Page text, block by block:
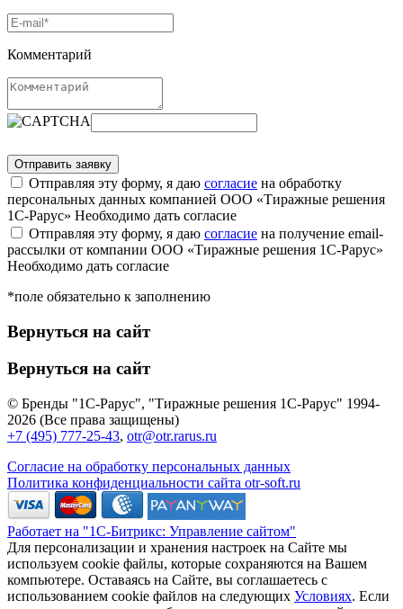
Комментарий
Отправляя эту форму, я даю согласие на обработку
персональных данных компанией ООО «Тиражные решения
1С-Рарус» Необходимо дать согласие
Отправляя эту форму, я даю согласие на получение email-
рассылки от компании ООО «Тиражные решения 1С-Рарус»
Необходимо дать согласие
*поле обязательно к заполнению
Вернуться на сайт
Вернуться на сайт
© Бренды "1С-Рарус", "Тиражные решения 1С-Рарус" 1994-
2026 (Все права защищены)
+7 (495) 777-25-43, otr@otr.rarus.ru
Согласие на обработку персональных данных
Политика конфиденциальности сайта otr-soft.ru
Работает на "1С-Битрикс: Управление сайтом"
Для персонализации и хранения настроек на Сайте мы
используем cookie файлы, которые сохраняются на Вашем
компьютере. Оставаясь на Сайте, вы соглашаетесь с
использованием cookie файлов на следующих Условиях. Если